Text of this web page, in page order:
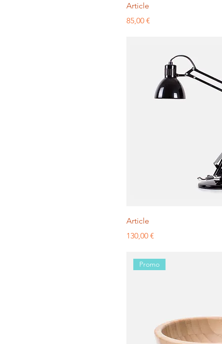
Article
Prix
85,00 €
Article
Prix
130,00 €
Promo